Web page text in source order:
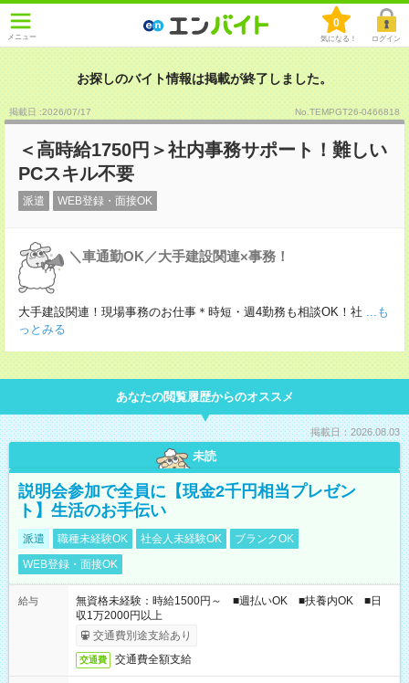
メニュー
0
気になる！ ログイン
お探しのバイト情報は掲載が終了しました。
掲載日 :2026/07/17 No.TEMPGT26-0466818
＜高時給1750円＞社内事務サポート！難しい
PCスキル不要
派遣 WEB登録・面接OK
＼車通勤OK／大手建設関連×事務！
大手建設関連！現場事務のお仕事＊時短・週4勤務も相談OK！社 ...も
っとみる
あなたの閲覧履歴からのオススメ
掲載日：2026.08.03
未読
説明会参加で全員に【現金2千円相当プレゼン
ト】生活のお手伝い
派遣 職種未経験OK 社会人未経験OK
ブランクOK
WEB登録・面接OK
給与
無資格未経験：時給1500円～ ■週払いOK ■扶養内OK ■日
収1万2000円以上
交通費別途支給あり
交通費 交通費全額支給